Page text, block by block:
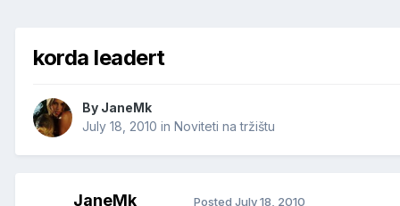
korda leadert
By JaneMk
July 18, 2010 in Noviteti na tržištu
JaneMk Posted July 18, 2010